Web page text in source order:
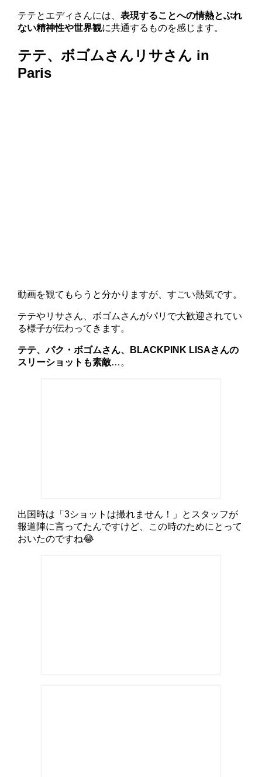
テテとエディさんには、表現することへの情熱とぶれ
ない精神性や世界観に共通するものを感じます。
テテ、ボゴムさんリサさん in
Paris
動画を観てもらうと分かりますが、すごい熱気です。
テテやリサさん、ボゴムさんがパリで大歓迎されてい
る様子が伝わってきます。
テテ、パク・ボゴムさん、BLACKPINK LISAさんの
スリーショットも素敵…。
出国時は「3ショットは撮れません！」とスタッフが
報道陣に言ってたんですけど、この時のためにとって
おいたのですね😂